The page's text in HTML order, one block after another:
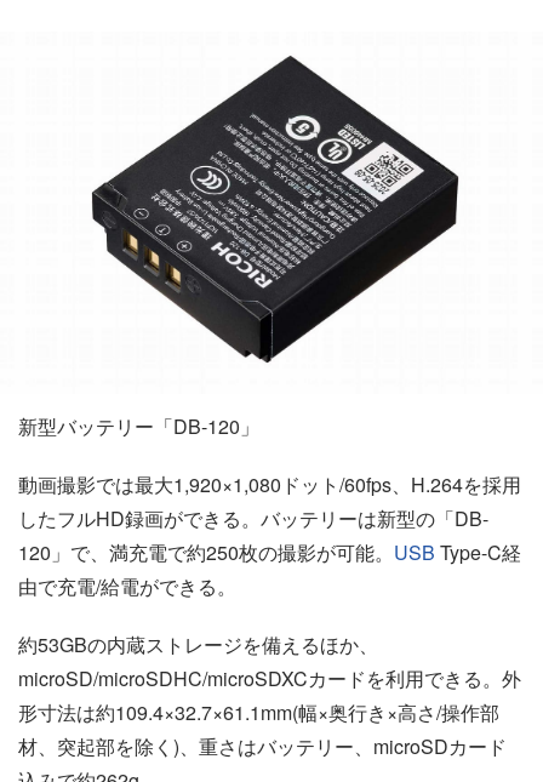
新型バッテリー「DB-120」
動画撮影では最大1,920×1,080ドット/60fps、H.264を採用
したフルHD録画ができる。バッテリーは新型の「DB-
120」で、満充電で約250枚の撮影が可能。 USB Type-C経
由で充電/給電ができる。
約53GBの内蔵ストレージを備えるほか、
microSD/microSDHC/microSDXCカードを利用できる。外
形寸法は約109.4×32.7×61.1mm(幅×奥行き×高さ/操作部
材、突起部を除く)、重さはバッテリー、microSDカード